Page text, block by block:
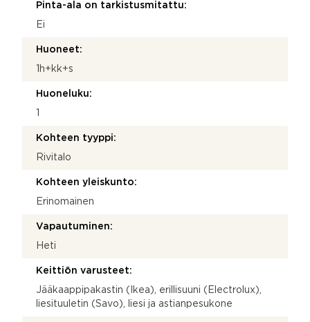
Pinta-ala on tarkistusmitattu:
Ei
Huoneet:
1h+kk+s
Huoneluku:
Kohteen tyyppi:
Rivitalo
Kohteen yleiskunto:
Erinomainen
Vapautuminen:
Heti
Keittiön varusteet:
Jääkaappipakastin (Ikea), erillisuuni (Electrolux),
liesituuletin (Savo), liesi ja astianpesukone